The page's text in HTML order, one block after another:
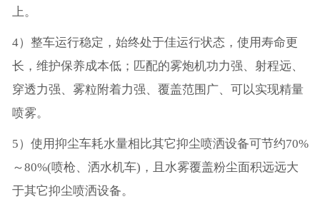
上。
4）整车运行稳定，始终处于佳运行状态，使用寿命更
长，维护保养成本低；匹配的雾炮机功力强、射程远、
穿透力强、雾粒附着力强、覆盖范围广、可以实现精量
喷雾。
5）使用抑尘车耗水量相比其它抑尘喷洒设备可节约70%
～80%(喷枪、洒水机车)，且水雾覆盖粉尘面积远远大
于其它抑尘喷洒设备。